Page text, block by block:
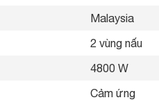
Malaysia
2 vùng nấu
4800 W
Cảm ứng